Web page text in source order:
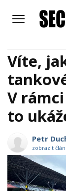
Víte,
V rámci
to
Petr
zobrazit